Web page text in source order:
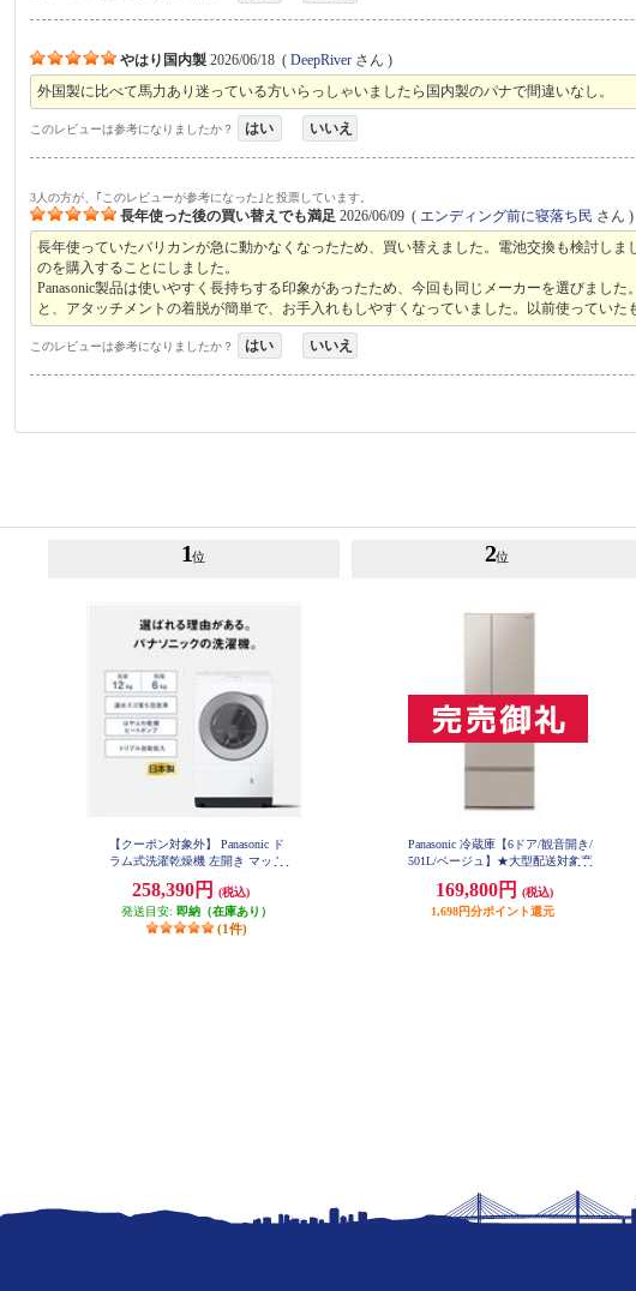
やはり国内製 2026/06/18 (DeepRiver さん )
外国製に比べて馬力あり迷っている方いらっしゃいましたら国内製のパナで間違いなし。
このレビューは参考になりましたか？ はい いいえ
3人の方が、｢このレビューが参考になった｣と投票しています。
長年使った後の買い替えでも満足 2026/06/09 ( エンディング前に寝落ち民 さん )
長年使っていたバリカンが急に動かなくなったため、買い替えました。電池交換も検討し
のを購入することにしました。
Panasonic製品は使いやすく長持ちする印象があったため、今回も同じメーカーを選びまし
と、アタッチメントの着脱が簡単で、お手入れもしやすくなっていました。以前使ってい
このレビューは参考になりましたか？ はい いいえ
1位
【クーポン対象外】 Panasonic ド
ラム式洗濯乾燥機 左開き マット
LX127EL-W
258,390円
(税込)
発送目安: 即納（在庫あり）
(1件)
2位
Panasonic 冷蔵庫【6ドア/観音開き/
501L/ベージュ】★大型配送対象商
169,800円
(税込)
1,698円分ポイント還元